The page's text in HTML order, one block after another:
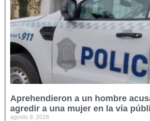
Aprehendieron a un hombre
agredir a una mujer en la vía
agosto 9, 2026